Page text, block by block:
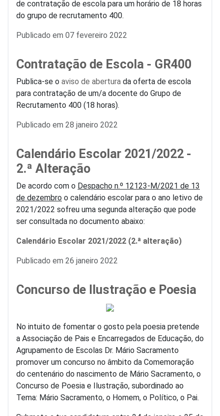
de contratação de escola para um horário de 18 horas
do grupo de recrutamento 400.
Detalhes
Publicado em 07 fevereiro 2022
Contratação de Escola - GR400
Publica-se o aviso de abertura da oferta de escola
para contratação de um/a docente do Grupo de
Recrutamento 400 (18 horas).
Detalhes
Publicado em 28 janeiro 2022
Calendário Escolar 2021/2022 -
2.ª Alteração
De acordo com o Despacho n.º 12123-M/2021 de 13
de dezembro o calendário escolar para o ano letivo de
2021/2022 sofreu uma segunda alteração que pode
ser consultada no documento abaixo:
Calendário Escolar 2021/2022 (2.ª alteração)
Detalhes
Publicado em 26 janeiro 2022
Concurso de Ilustração e Poesia
No intuito de fomentar o gosto pela poesia pretende
a Associação de Pais e Encarregados de Educação, do
Agrupamento de Escolas Dr. Mário Sacramento
promover um concurso no âmbito da Comemoração
do centenário do nascimento de Mário Sacramento, o
Concurso de Poesia e Ilustração, subordinado ao
Tema: Mário Sacramento, o Homem, o Político, o Pai.